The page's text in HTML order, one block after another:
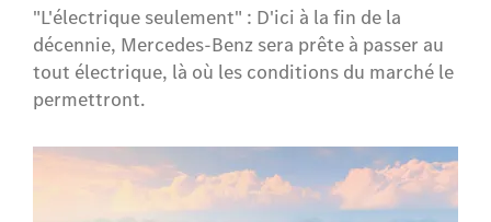
"L'électrique seulement" : D'ici à la fin de la
décennie, Mercedes-Benz sera prête à passer au
tout électrique, là où les conditions du marché le
permettront.